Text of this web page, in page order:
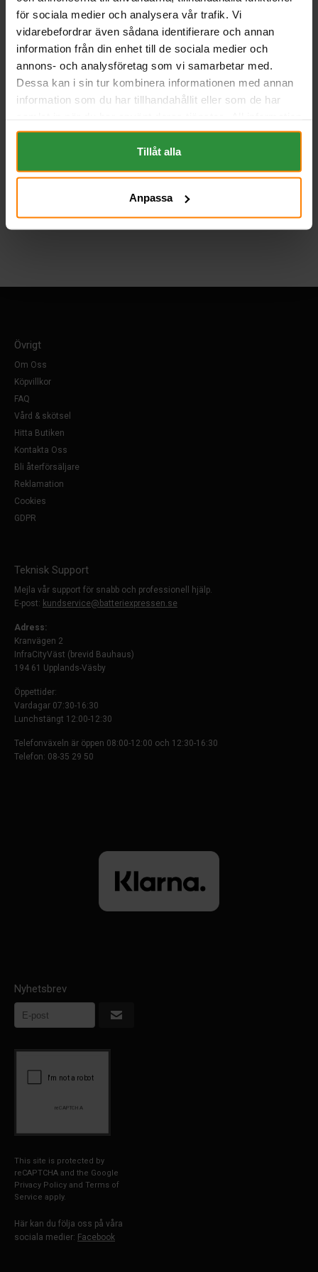
för sociala medier och analysera vår trafik. Vi
vidarebefordrar även sådana identifierare och annan
information från din enhet till de sociala medier och
annons- och analysföretag som vi samarbetar med.
Dessa kan i sin tur kombinera informationen med annan
information som du har tillhandahållit eller som de har
om "Cookies" och ditt val finner du på vår Cookie sida
längst ner i "footern" på sidan.
Tillåt alla
Anpassa
Polställning:1 (+ Vänster)
Poltyp:Konisk rundpol
Urluftning: Slutet
Teknologi:AGM
Artikelgrupp:START BIL
Batterityp:Start/förbrukning
BESKRIVNING
Tillbaka
Övrigt
Om Oss
Köpvillkor
FAQ
Vård & skötsel
Hitta Butiken
Kontakta Oss
Bli återförsäljare
Reklamation
Cookies
GDPR
Teknisk Support
Mejla vår support för snabb och professionell hjälp.
E-post: kundservice@batteriexpressen.se
Adress:
Kranvägen 2
InfraCityVäst (brevid Bauhaus)
194 61 Upplands-Väsby
Öppettider:
Vardagar 07:30-16:30
Lunchstängt 12:00-12:30
Telefonväxeln är öppen 08:00-12:00 och 12:30-16:30
Telefon: 08-35 29 50
Nyhetsbrev
This site is protected by
reCAPTCHA and the Google
Privacy Policy and Terms of
Service apply.
Här kan du följa oss på våra
sociala medier: Facebook